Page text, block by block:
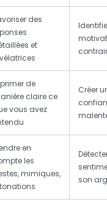
des
et
de
claire ce
vous avez
Créer
en
les
mimiques,
son